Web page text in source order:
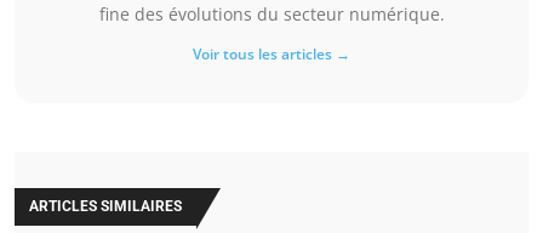
fine des évolutions du secteur numérique.
Voir tous les articles →
ARTICLES SIMILAIRES